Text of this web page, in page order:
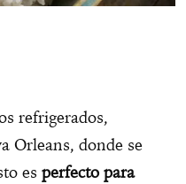
refrigerados,
Orleans, donde se
es perfecto para